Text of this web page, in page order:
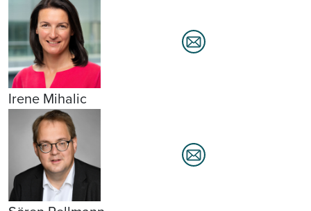
Irene Mihalic